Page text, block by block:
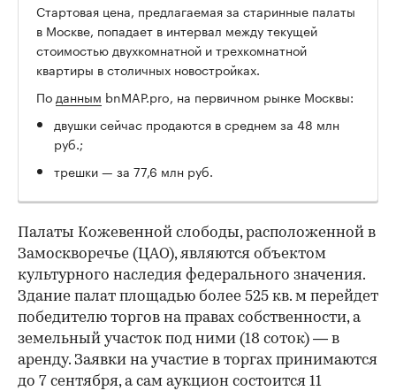
Стартовая цена, предлагаемая за старинные палаты
в Москве, попадает в интервал между текущей
стоимостью двухкомнатной и трехкомнатной
квартиры в столичных новостройках.
По данным bnMAP.pro, на первичном рынке Москвы:
двушки сейчас продаются в среднем за 48 млн
руб.;
трешки — за 77,6 млн руб.
Палаты Кожевенной слободы, расположенной в
Замоскворечье (ЦАО), являются объектом
культурного наследия федерального значения.
Здание палат площадью более 525 кв. м перейдет
победителю торгов на правах собственности, а
земельный участок под ними (18 соток) — в
аренду. Заявки на участие в торгах принимаются
до 7 сентября, а сам аукцион состоится 11